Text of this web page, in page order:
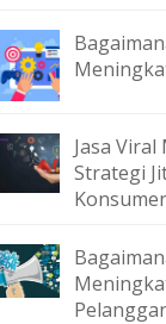
Jasa
Strategi